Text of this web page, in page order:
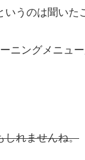
うのは聞いた
ニングメニュ
しれませんね。